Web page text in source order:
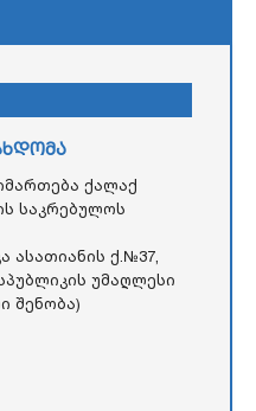
ქალაქ
საკრებულოს
ასათიანის ქ.№37,
უმაღლესი
შენობა)